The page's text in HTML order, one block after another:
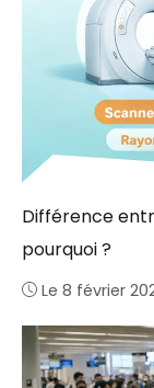
Différence
pourquoi ?
Le 8 février